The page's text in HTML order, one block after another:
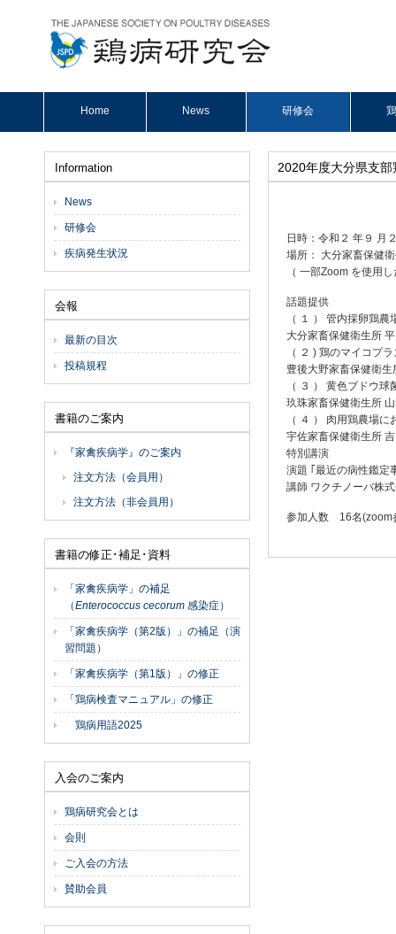
Home News 研修会
2020年度大分県支
日時：令和２ 年９ 月
場所： 大分家畜保健
（ 一部Zoom を使用
話題提供
（ １ ） 管内採卵鶏
大分家畜保健衛生所
（ ２ ) 鶏のマイコプ
豊後大野家畜保健衛生
（ ３ ） 黄色ブドウ
玖珠家畜保健衛生所
（ ４ ） 肉用鶏農場
宇佐家畜保健衛生所
特別講演
演題 ｢最近の病性鑑定
講師 ワクチノーバ株
参加人数 16名(zoom
Information
News
研修会
疾病発生状況
会報
最新の目次
投稿規程
書籍のご案内
『家禽疾病学』のご案内
注文方法（会員用）
注文方法（非会員用）
書籍の修正･補足･資料
「家禽疾病学」の補足
（Enterococcus cecorum 感染症）
「家禽疾病学（第2版）」の補足（演
習問題）
「家禽疾病学（第1版）」の修正
「鶏病検査マニュアル」の修正
鶏病用語2025
入会のご案内
鶏病研究会とは
会則
ご入会の方法
賛助会員